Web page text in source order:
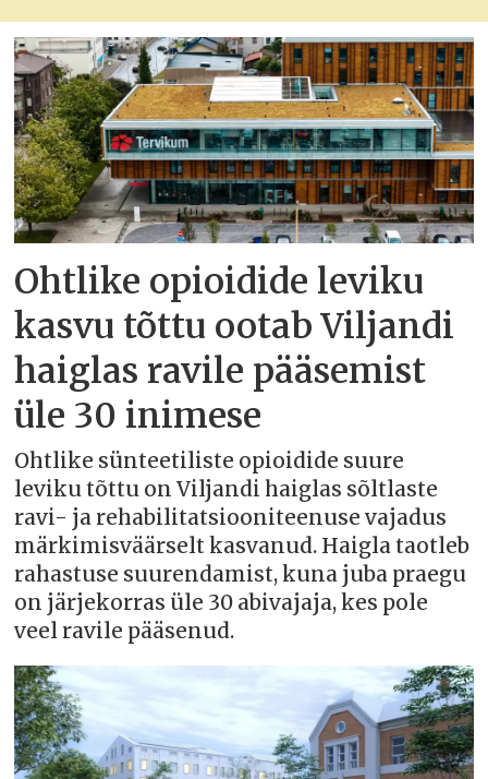
Ohtlike opioidide leviku
kasvu tõttu ootab Viljandi
haiglas ravile pääsemist
üle 30 inimese
Ohtlike sünteetiliste opioidide suure
leviku tõttu on Viljandi haiglas sõltlaste
ravi- ja rehabilitatsiooniteenuse vajadus
märkimisväärselt kasvanud. Haigla taotleb
rahastuse suurendamist, kuna juba praegu
on järjekorras üle 30 abivajaja, kes pole
veel ravile pääsenud.